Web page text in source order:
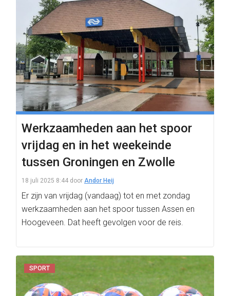
Werkzaamheden aan het spoor
vrijdag en in het weekeinde
tussen Groningen en Zwolle
18 juli 2025 8:44 door Andor Heij
Er zijn van vrijdag (vandaag) tot en met zondag
werkzaamheden aan het spoor tussen Assen en
Hoogeveen. Dat heeft gevolgen voor de reis.
SPORT